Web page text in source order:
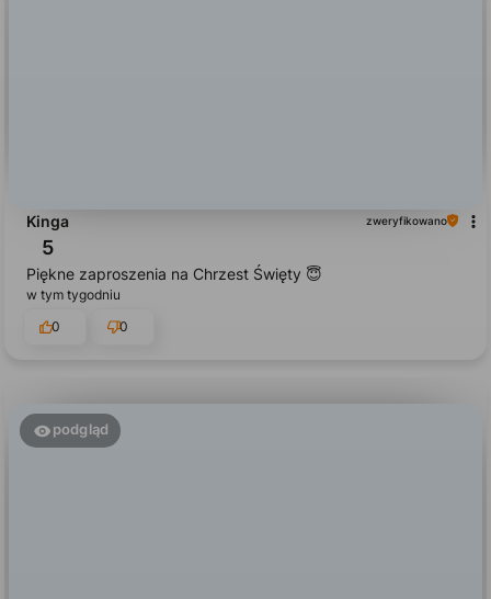
Kinga zweryfikowano
5
Piękne zaproszenia na Chrzest Święty 😇
w tym tygodniu
0
0
podgląd